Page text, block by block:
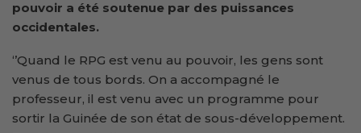
pouvoir a été soutenue par des puissances
occidentales.
‘’Quand le RPG est venu au pouvoir, les gens sont
venus de tous bords. On a accompagné le
professeur, il est venu avec un programme pour
sortir la Guinée de son état de sous-développement.